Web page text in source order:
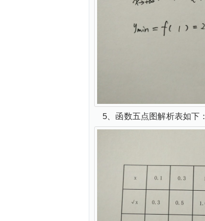
5、函数五点图解析表如下：